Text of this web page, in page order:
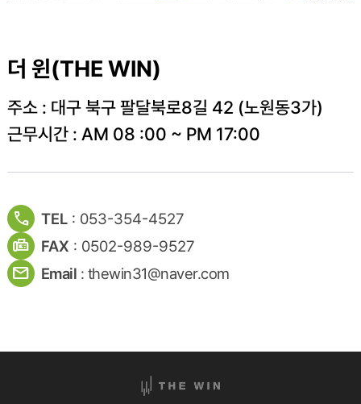
더 윈(THE WIN)
주소 : 대구 북구 팔달북로8길 42 (노원동3가)
근무시간 : AM 08 :00 ~ PM 17:00
call TEL: 053-354-4527
fax FAX : 0502-989-9527
mail Email : thewin31@naver.com